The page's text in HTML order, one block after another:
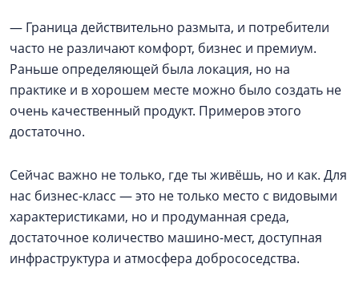
— Граница действительно размыта, и потребители
часто не различают комфорт, бизнес и премиум.
Раньше определяющей была локация, но на
практике и в хорошем месте можно было создать не
очень качественный продукт. Примеров этого
достаточно.
Сейчас важно не только, где ты живёшь, но и как. Для
нас бизнес-класс — это не только место с видовыми
характеристиками, но и продуманная среда,
достаточное количество машино-мест, доступная
инфраструктура и атмосфера добрососедства.